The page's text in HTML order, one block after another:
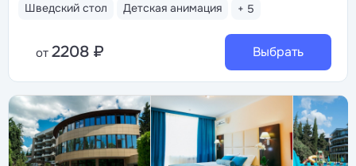
Шведский стол
Детская анимация + 5
от 2208 ₽ Выбрать